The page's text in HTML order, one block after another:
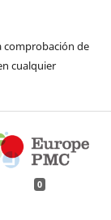
comprobación de
cualquier
0